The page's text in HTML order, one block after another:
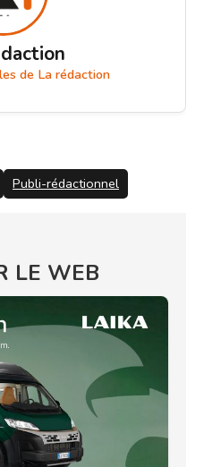
de La rédaction
Publi-rédactionnel
LE WEB